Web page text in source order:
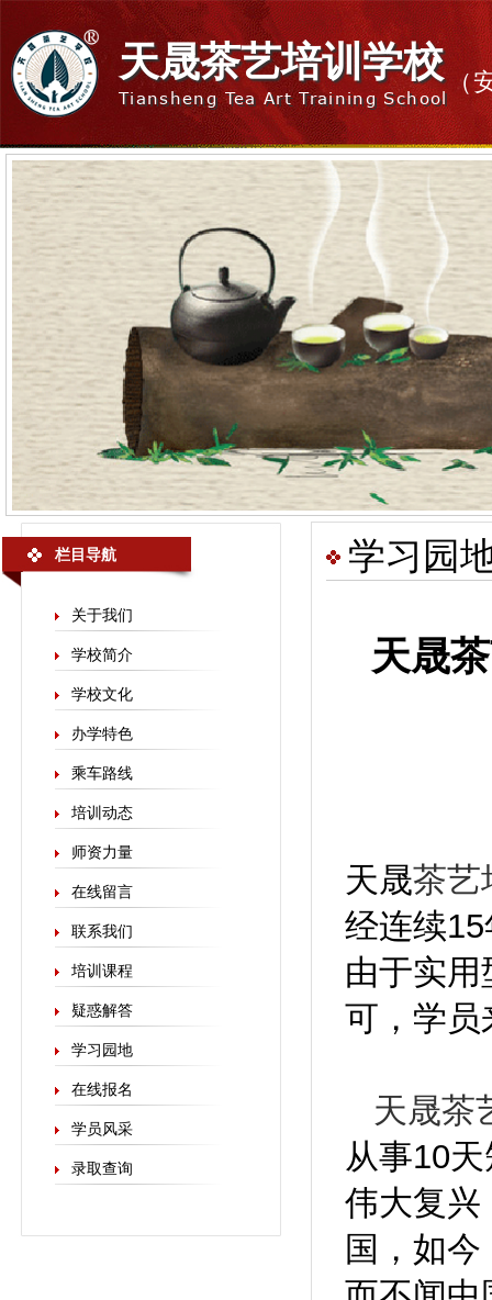
天晟茶艺培训学校
Tiansheng Tea Art Training School
（
栏目导航
关于我们
学校简介
学校文化
办学特色
乘车路线
培训动态
师资力量
在线留言
联系我们
培训课程
疑惑解答
学习园地
在线报名
学员风采
录取查询
学习园
天晟
天晟茶艺
经连续
由于实
可，学员
天晟茶
从事10
伟大复兴
国，如